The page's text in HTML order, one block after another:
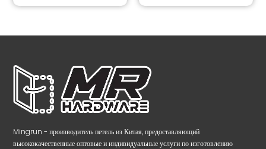
Mingrun - производитель петель из Китая, предоставляющий
высококачественные оптовые и индивидуальные услуги по изготовлению